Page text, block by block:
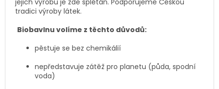
jejich výrobu je zde splétán. Podporujeme Českou
tradici výroby látek.
Biobavlnu volíme z těchto důvodů:
pěstuje se bez chemikálií
nepředstavuje zátěž pro planetu (půda, spodní
voda)